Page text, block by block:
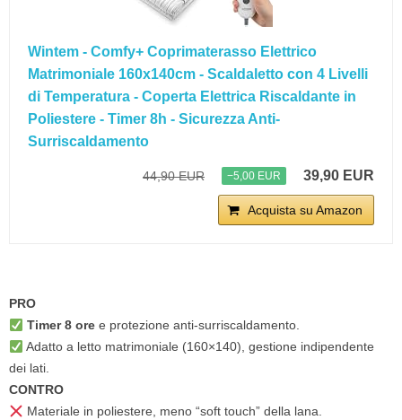
Wintem - Comfy+ Coprimaterasso Elettrico
Matrimoniale 160x140cm - Scaldaletto con 4 Livelli
di Temperatura - Coperta Elettrica Riscaldante in
Poliestere - Timer 8h - Sicurezza Anti-
Surriscaldamento
44,90 EUR −5,00 EUR 39,90 EUR
Acquista su Amazon
PRO
Timer 8 oree protezione anti-surriscaldamento.
Adatto a letto matrimoniale (160×140), gestione indipendente
dei lati.
CONTRO
Materiale in poliestere, meno “soft touch” della lana.